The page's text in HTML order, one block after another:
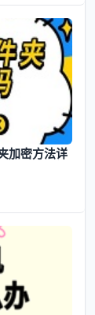
加密方法详